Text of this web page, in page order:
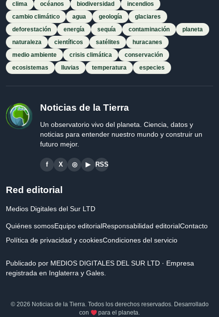
clima océanos biodiversidad
incendios
cambio climático
agua geología
glaciares
deforestación
energía sequía contaminación
planeta
naturaleza
científicos satélites
huracanes
medio ambiente
crisis climática
conservación
ecosistemas
lluvias temperatura especies
Noticias de la Tierra
Un observatorio vivo del planeta. Ciencia, datos y
noticias para entender nuestro mundo y construir un
futuro mejor.
f X ◎ ▶ RSS
Red editorial
Medios Digitales del Sur LTD
Quiénes somosEquipo editorialResponsabilidad editorialContacto
Política de privacidad y cookiesCondiciones del servicio
Publicado por MEDIOS DIGITALES DEL SUR LTD · Empresa
registrada en Inglaterra y Gales.
© 2026 Noticias de la Tierra. Todos los derechos reservados. Desarrollado
con
para el planeta.